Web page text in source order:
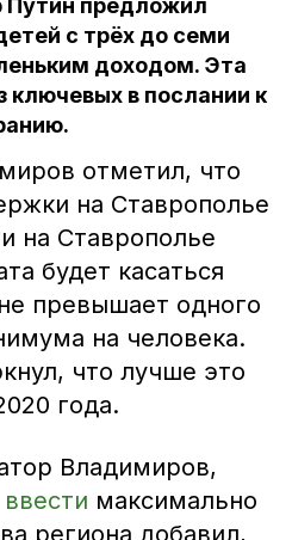
Путин предложил
с трёх до семи
доходом. Эта
ключевых в послании к
отметил, что
на Ставрополье
на Ставрополье
будет касаться
превышает одного
на человека.
что лучше это
года.
Владимиров,
ввести максимально
региона добавил,